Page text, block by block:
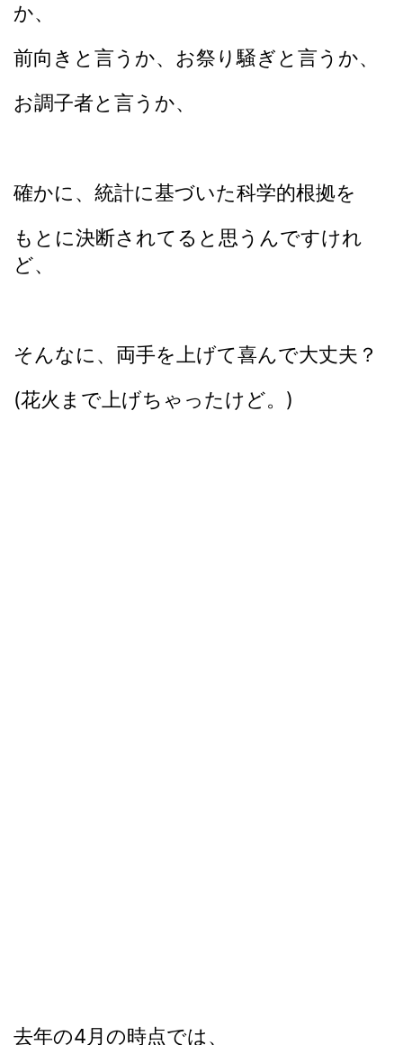
か、
前向きと言うか、お祭り騒ぎと言うか、
お調子者と言うか、
確かに、統計に基づいた科学的根拠を
もとに決断されてると思うんですけれ
ど、
そんなに、両手を上げて喜んで大丈夫？
(花火まで上げちゃったけど。)
去年の4月の時点では、